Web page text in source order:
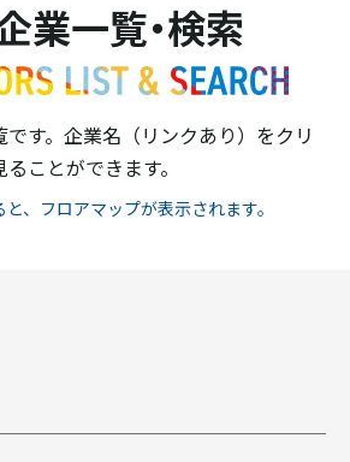
業一覧・検索
す。企業名（リンクあり）をクリ
ことができます。
、フロアマップが表示されます。